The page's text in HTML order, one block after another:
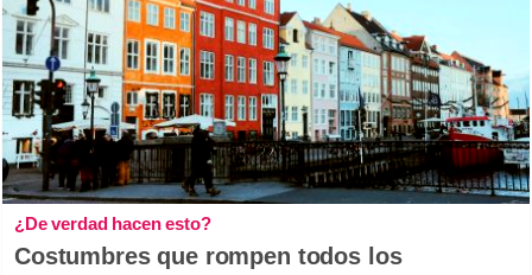
¿De verdad hacen esto?
Costumbres que rompen todos los